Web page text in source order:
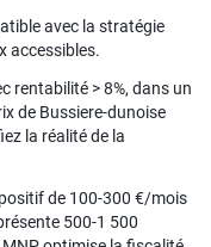
avec la stratégie
accessibles.
rentabilité > 8%, dans un
de Bussiere-dunoise
la réalité de la
de 100-300 €/mois
500-1 500